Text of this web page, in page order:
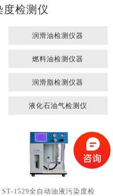
度检测仪
润滑油检测仪器
燃料油检测仪器
润滑脂检测仪器
液化石油气检测仪
ST-1529全自动油液污染度检